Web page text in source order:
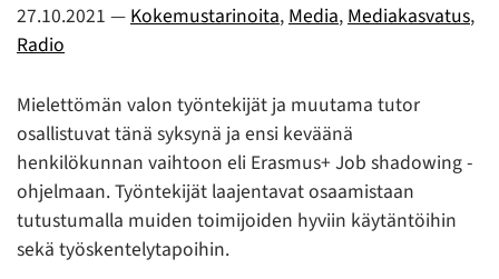
27.10.2021 — Kokemustarinoita, Media, Mediakasvatus,
Radio
Mielettömän valon työntekijät ja muutama tutor
osallistuvat tänä syksynä ja ensi keväänä
henkilökunnan vaihtoon eli Erasmus+ Job shadowing -
ohjelmaan. Työntekijät laajentavat osaamistaan
tutustumalla muiden toimijoiden hyviin käytäntöihin
sekä työskentelytapoihin.